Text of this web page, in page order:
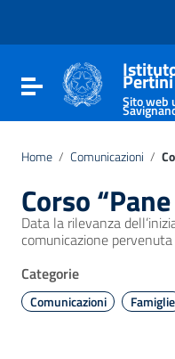
Vai al footer
Attiva / disattiva laPertini
Sito web
Home / Comunicazioni /
Corso
Data la rilevanza
comunicazione
Categorie
Comunicazioni Famiglie